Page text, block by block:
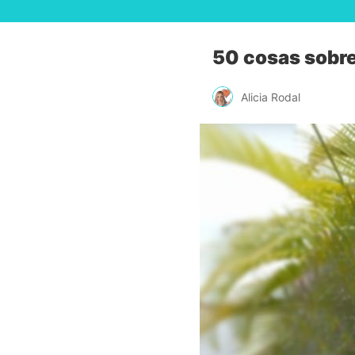
50 cosas
Alicia Rodal